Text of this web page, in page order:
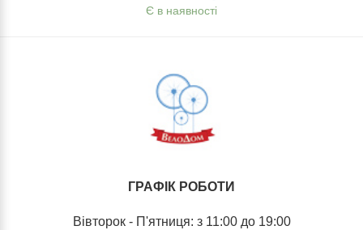
Є в наявності
ГРАФІК РОБОТИ
Вівторок - П'ятниця: з 11:00 до 19:00